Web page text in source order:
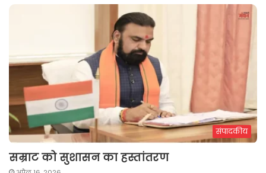
संपादकीय
सम्राट को सुशासन का हस्तांतरण